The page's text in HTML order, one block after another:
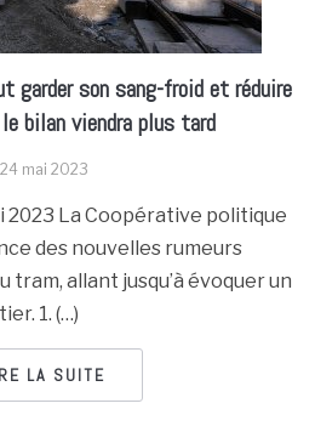
garder son sang-froid et réduire
bilan viendra plus tard
24 mai 2023
2023 La Coopérative politique
des nouvelles rumeurs
tram, allant jusqu’à évoquer un
1. (…)
LA SUITE